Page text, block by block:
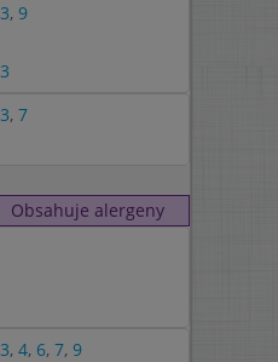
3, 9
3
3, 7
Obsahuje alergeny
3, 4, 6, 7, 9